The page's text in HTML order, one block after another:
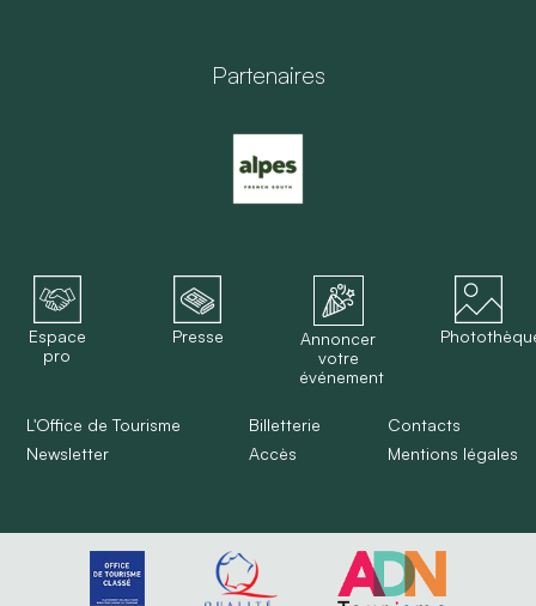
Partenaires
Espace
pro
Presse
Annoncer
votre
événement
L'Office de Tourisme
Newsletter
Billetterie
Accès
Contacts
Mentions légales